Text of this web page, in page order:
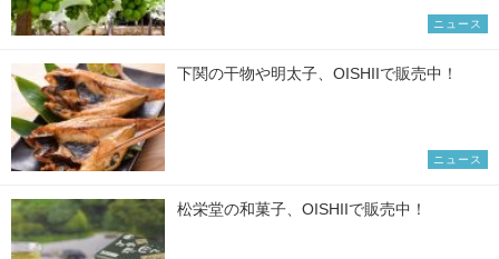
ニュース
下関の干物や明太子、OISHIIで販売中！
ニュース
松栄堂の和菓子、OISHIIで販売中！